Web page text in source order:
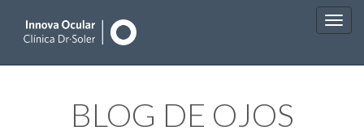
BLOG DE OJOS